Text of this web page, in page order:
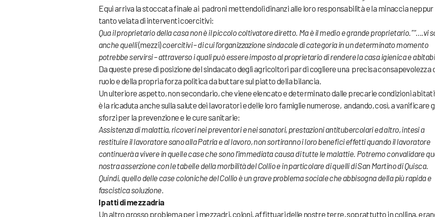
E qui arriva la stoccata finale ai padroni mettendoli dinanzi alle loro responsabilità e la minaccia neppur
tanto velata di interventi coercitivi:
Qua il proprietario della casa non è il piccolo coltivatore diretto. Ma è il medio e grande proprietario.” “….vi
anche quelli(mezzi)coercitivi – di cui l’organizzazione sindacale di categoria in un determinato momento
potrebbe servirsi – attraverso i quali può essere imposto al proprietario di rendere la casa igienica e
Da queste prese di posizione del sindacato degli agricoltori par di cogliere una precisa consapevolezza
ruolo e della propria forza politica da buttare sul piatto della bilancia.
Un ulteriore aspetto, non secondario, che viene elencato e determinato dalle precarie condizioni
è la ricaduta anche sulla salute dei lavoratori e delle loro famiglie numerose, andando, così, a vanificare
sforzi per la prevenzione e le cure sanitarie:
Assistenza di malattia, ricoveri nei preventori e nei sanatori, prestazioni antitubercolari ed altro, intesi a
restituire il lavoratore sano alla Patria e al lavoro, non sortiranno i loro benefici effetti quando il lavoratore
continuerà a vivere in quelle case che sono l’immediata causa di tutte le malattie. Potremo convalidare
nostra asserzione con le tabelle della morbilità del Collio e in particolare di quelli di San Martino di Quisca.
Quindi, quello delle case coloniche del Collio è un grave problema sociale che abbisogna della più rapida e
fascistica soluzione.
I patti di mezzadria
Un altro grosso problema per i mezzadri, coloni, affittuari delle nostre terre, soprattutto in collina,